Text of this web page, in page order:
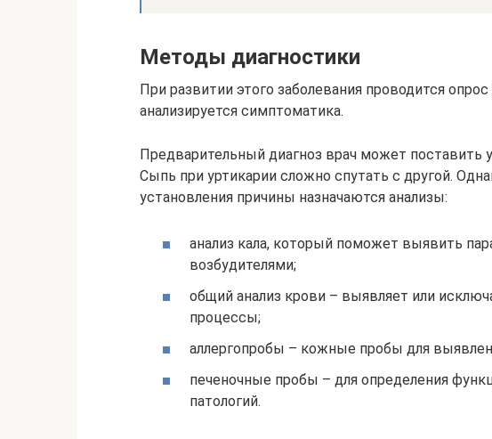
Методы диагностики
При развитии этого заболевания проводится
анализируется симптоматика.
Предварительный диагноз врач может поставить
Сыпь при уртикарии сложно спутать с другой.
установления причины назначаются анализы:
анализ кала, который поможет выявить
возбудителями;
общий анализ крови – выявляет или
процессы;
аллергопробы – кожные пробы для
печеночные пробы – для определения
патологий.